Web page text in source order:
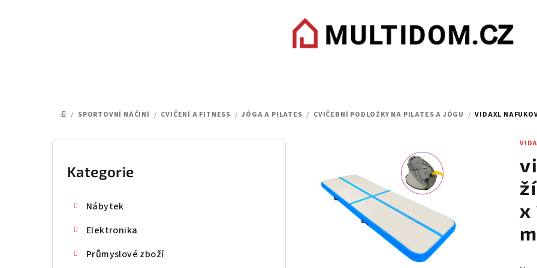
DOMŮ
/ SPORTOVNÍ NÁČINÍ / CVIČENÍ A FITNESS / JÓGA A PILATES / CVIČEBNÍ PODLOŽKY NA PILATES A JÓGU / VIDAXL
P
Přeskočit
kategorie
Kategorie
Nábytek
Elektronika
Průmyslové zboží
x